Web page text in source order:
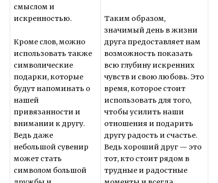
смыслом и
искренностью.
Кроме слов, можно
использовать также
символические
подарки, которые
будут напоминать о
нашей
привязанности и
внимании к другу.
Ведь даже
небольшой сувенир
может стать
символом большой
Таким образом,
значимый день в жизни
друга предоставляет нам
возможность показать
всю глубину искренних
чувств и свою любовь. Это
время, которое стоит
использовать для того,
чтобы усилить наши
отношения и подарить
другу радость и счастье.
Ведь хороший друг — это
тот, кто стоит рядом в
трудные и радостные